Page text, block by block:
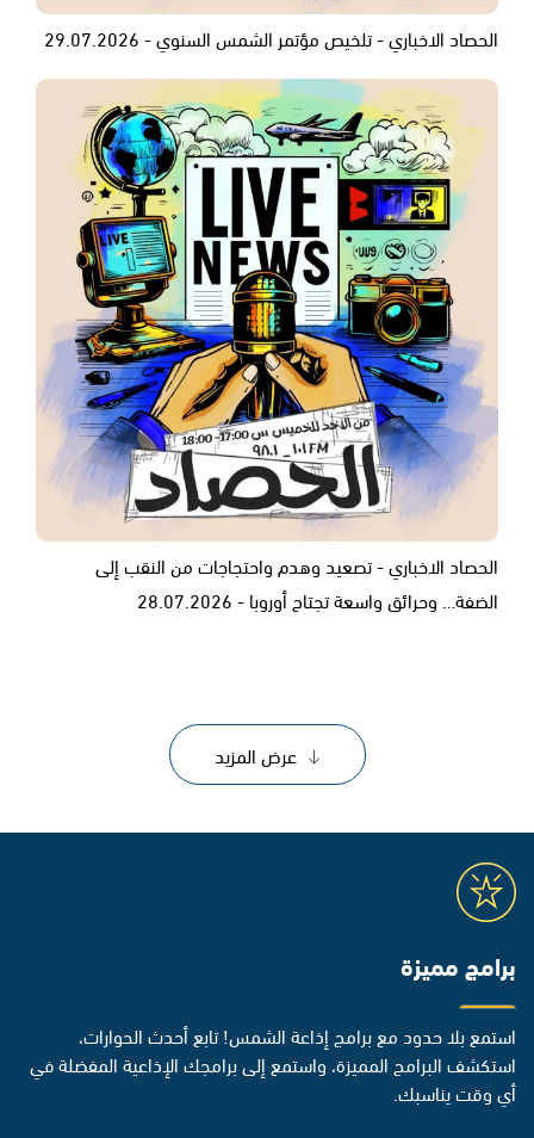
الحصاد الاخباري - تلخيص مؤتمر الشمس السنوي - 29.07.2026
الحصاد الاخباري - تصعيد وهدم واحتجاجات من النقب إلى
الضفة… وحرائق واسعة تجتاح أوروبا - 28.07.2026
عرض المزيد
برامج مميزة
استمع بلا حدود مع برامج إذاعة الشمس! تابع أحدث الحوارات،
استكشف البرامج المميزة، واستمع إلى برامجك الإذاعية المفضلة في
أي وقت يناسبك.